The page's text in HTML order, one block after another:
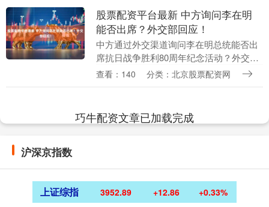
暑期档即将....
股票配资平台最新 中方询问李在明
能否出席？外交部回应！
中方通过外交渠道询问李在明总统能否出
席抗日战争胜利80周年纪念活动？外交部
回应股票配资平台最新 在7月2日外交部例
查看：140 分类：北京股票配资网
巧牛配资文章已加载完成
沪深京指数
上证综指 3952.89 +12.86 +0.33%